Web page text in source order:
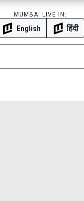
MUMBAI LIVE IN:
English हिंदी